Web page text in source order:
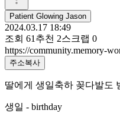
Patient Glowing Jason
2024.03.17 18:49
조회 61 추천 2스크랩 0
https://community.memory-
주소복사
딸에게 생일축하 꽂다발도
생일 - birthday